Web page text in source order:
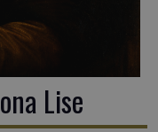
Lise